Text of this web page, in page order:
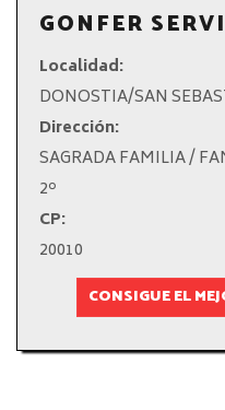
GONFER
Localidad:
DONOSTIA/SAN
Dirección:
SAGRADA FAMILIA /
2º
CP:
20010
CONSIGUE EL